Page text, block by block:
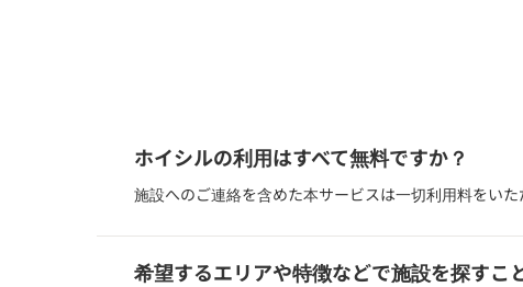
ホイシルの利用はすべて無料ですか？
施設へのご連絡を含めた本サービスは一切利用料をいた
希望するエリアや特徴などで施設を探すこ